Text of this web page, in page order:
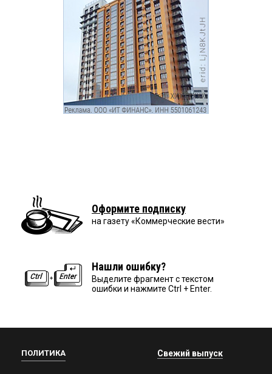
Оформите подписку
на газету «Коммерческие вести»
Нашли ошибку?
Выделите фрагмент с текстом
ошибки и нажмите Ctrl + Enter.
ПОЛИТИКА Свежий выпуск